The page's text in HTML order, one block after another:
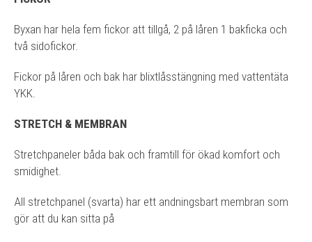
Byxan har hela fem fickor att tillgå, 2 på låren 1 bakficka och
två sidofickor.
Fickor på låren och bak har blixtlåsstängning med vattentäta
YKK.
STRETCH & MEMBRAN
Stretchpaneler båda bak och framtill för ökad komfort och
smidighet.
All stretchpanel (svarta) har ett andningsbart membran som
gör att du kan sitta på